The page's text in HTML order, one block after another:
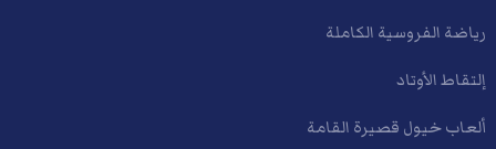
رياضة الفروسية الكاملة
إلتقاط الأوتاد
ألعاب خيول قصيرة القامة